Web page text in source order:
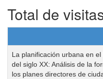
Total de
La planificación urbana en
del siglo XX: Análisis de la
los planes directores de